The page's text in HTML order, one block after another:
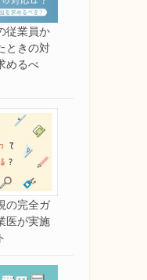
従業員か
ときの対
めるべ
の完全ガ
医が実施